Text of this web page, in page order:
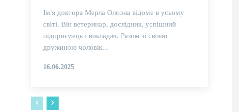
Ім'я доктора Мерла Олсона відоме в усьому
світі. Він ветеринар, дослідник, успішний
підприємець і викладач. Разом зі своєю
дружиною чоловік...
16.06.2025